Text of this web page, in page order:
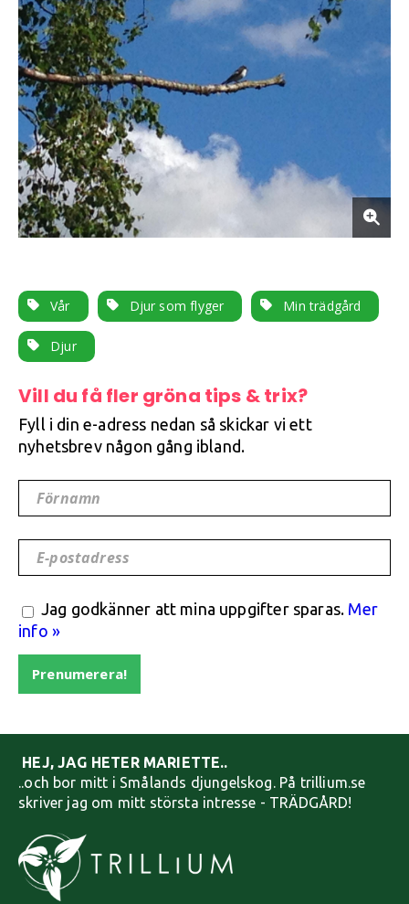
Vår Djur som flyger Min trädgård
Djur
Vill du få fler gröna tips & trix?
Fyll i din e-adress nedan så skickar vi ett
nyhetsbrev någon gång ibland.
Förnamn
E-postadress
Jag godkänner att mina uppgifter sparas. Mer
info »
Prenumerera!
HEJ, JAG HETER MARIETTE..
..och bor mitt i Smålands djungelskog. På trillium.se
skriver jag om mitt största intresse - TRÄDGÅRD!